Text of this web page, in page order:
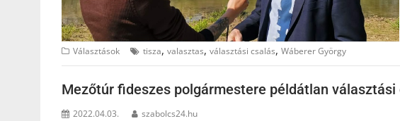
Választások tisza, valasztas, választási csalás, Wáberer György
Mezőtúr fideszes polgármestere példátlan választási
2022.04.03. szabolcs24.hu